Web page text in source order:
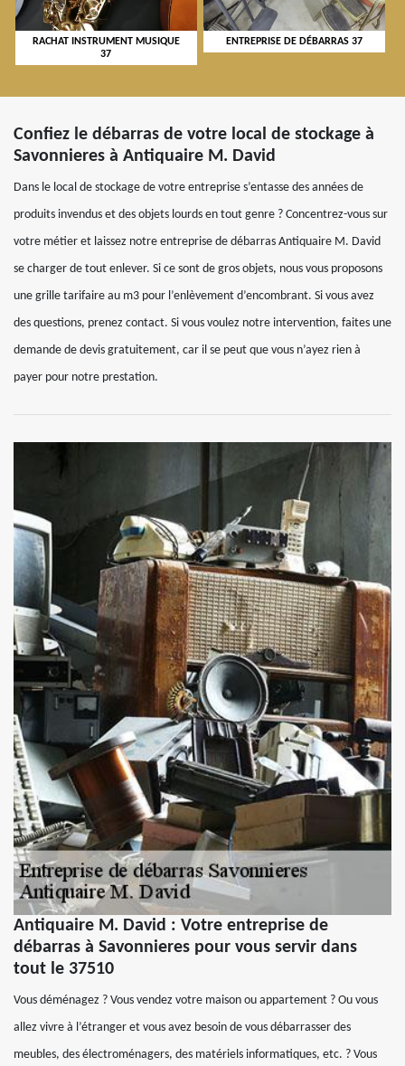
RACHAT INSTRUMENT MUSIQUE
37
ENTREPRISE DE DÉBARRAS 37
Confiez le débarras de votre local de stockage à
Savonnieres à Antiquaire M. David
Dans le local de stockage de votre entreprise s’entasse des années de
produits invendus et des objets lourds en tout genre ? Concentrez-vous sur
votre métier et laissez notre entreprise de débarras Antiquaire M. David
se charger de tout enlever. Si ce sont de gros objets, nous vous proposons
une grille tarifaire au m3 pour l’enlèvement d’encombrant. Si vous avez
des questions, prenez contact. Si vous voulez notre intervention, faites une
demande de devis gratuitement, car il se peut que vous n’ayez rien à
payer pour notre prestation.
Antiquaire M. David : Votre entreprise de
débarras à Savonnieres pour vous servir dans
tout le 37510
Vous déménagez ? Vous vendez votre maison ou appartement ? Ou vous
allez vivre à l’étranger et vous avez besoin de vous débarrasser des
meubles, des électroménagers, des matériels informatiques, etc. ? Vous